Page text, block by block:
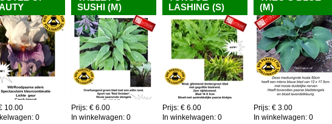
10.00
0
SUSHI (M)
Prijs: € 6.00
In winkelwagen: 0
LASHING (S)
Prijs: € 6.00
In winkelwagen: 0
(M)
Prijs: € 3.00
In winkelwagen: 0